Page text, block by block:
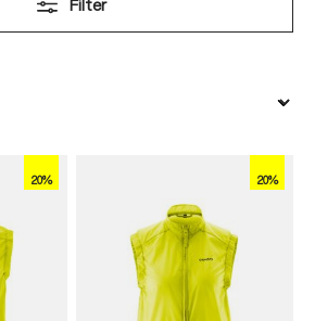
Filter
20% 20%